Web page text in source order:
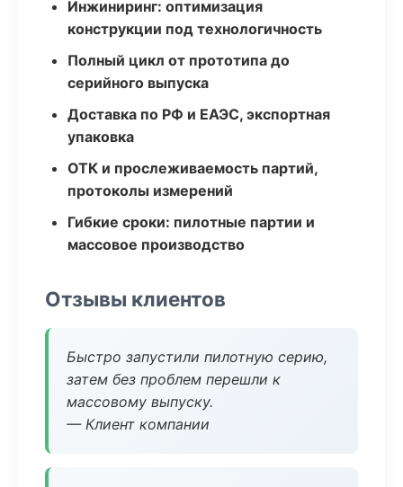
Инжиниринг: оптимизация
конструкции под технологичность
Полный цикл от прототипа до
серийного выпуска
Доставка по РФ и ЕАЭС, экспортная
упаковка
ОТК и прослеживаемость партий,
протоколы измерений
Гибкие сроки: пилотные партии и
массовое производство
Отзывы клиентов
Быстро запустили пилотную серию,
затем без проблем перешли к
массовому выпуску.
— Клиент компании